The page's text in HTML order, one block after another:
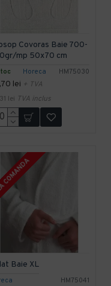
Horeca HM75030
Covoras Baie 700-
mp 50x70 cm
lei + TVA
lei TVA inclus
HM75041
Baie XL